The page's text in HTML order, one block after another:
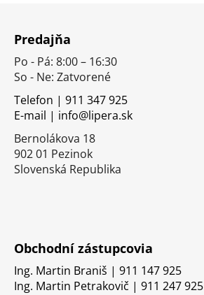
Predajňa
Po - Pá: 8:00 – 16:30
So - Ne: Zatvorené
Telefon | 911 347 925
E-mail | info@lipera.sk
Bernolákova 18
902 01 Pezinok
Slovenská Republika
Obchodní zástupcovia
Ing. Martin Braniš | 911 147 925
Ing. Martin Petrakovič | 911 247 925